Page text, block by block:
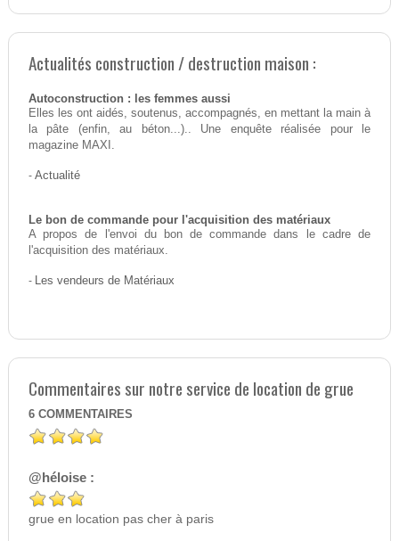
Actualités construction / destruction maison :
Autoconstruction : les femmes aussi
Elles les ont aidés, soutenus, accompagnés, en mettant la main à
la pâte (enfin, au béton...).. Une enquête réalisée pour le
magazine MAXI.
- Actualité
Le bon de commande pour l'acquisition des matériaux
A propos de l'envoi du bon de commande dans le cadre de
l'acquisition des matériaux.
- Les vendeurs de Matériaux
Commentaires sur notre service de location de grue
6 COMMENTAIRES
@héloise :
grue en location pas cher à paris